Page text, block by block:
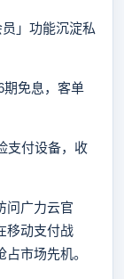
」功能沉淀私
免息，客单
付设备，收
广力云官
移动支付战
市场先机。